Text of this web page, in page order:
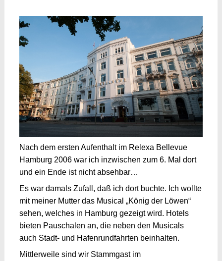
Nach dem ersten Aufenthalt im Relexa Bellevue
Hamburg 2006 war ich inzwischen zum 6. Mal dort
und ein Ende ist nicht absehbar…
Es war damals Zufall, daß ich dort buchte. Ich wollte
mit meiner Mutter das Musical „König der Löwen“
sehen, welches in Hamburg gezeigt wird. Hotels
bieten Pauschalen an, die neben den Musicals
auch Stadt- und Hafenrundfahrten beinhalten.
Mittlerweile sind wir Stammgast im